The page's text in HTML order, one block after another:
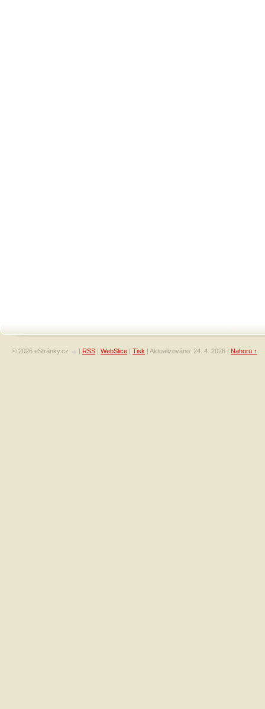
© 2026 eStránky.cz | RSS | WebSlice | Tisk | Aktualizováno: 24. 4. 2026 | Nahoru ↑